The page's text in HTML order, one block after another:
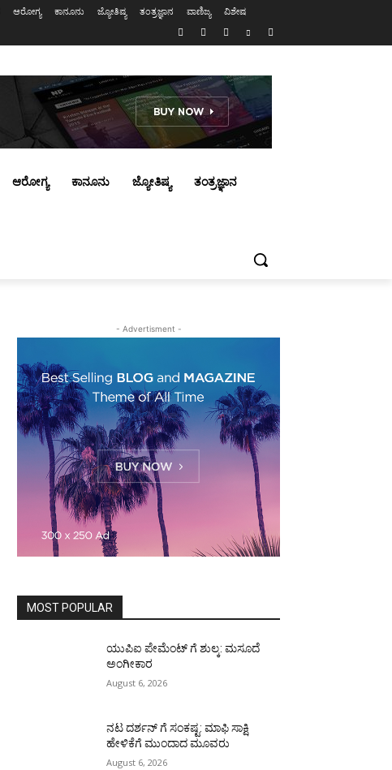
ಆರೋಗ್ಯ ಕಾನೂನು ಜ್ಯೋತಿಷ್ಯ ತಂತ್ರಜ್ಞಾನ ವಾಣಿಜ್ಯ ವಿಶೇಷ
ಆರೋಗ್ಯ ಕಾನೂನು ಜ್ಯೋತಿಷ್ಯ ತಂತ್ರಜ್ಞಾನ
- Advertisment -
MOST POPULAR
ಯುಪಿಐ ಪೇಮೆಂಟ್ ಗೆ ಶುಲ್ಕ: ಮಸೂದೆ
ಅಂಗೀಕಾರ
August 6, 2026
ನಟ ದರ್ಶನ್ ಗೆ ಸಂಕಷ್ಟ: ಮಾಫಿ ಸಾಕ್ಷಿ
ಹೇಳಿಕೆಗೆ ಮುಂದಾದ ಮೂವರು
August 6, 2026